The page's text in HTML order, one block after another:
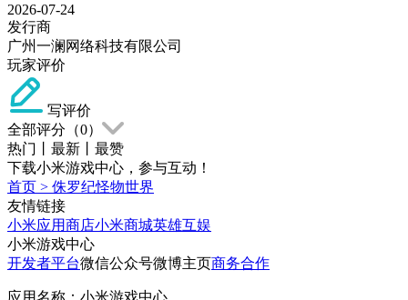
2026-07-24
发行商
广州一澜网络科技有限公司
玩家评价
写评价
全部评分（0）
热门
最新
最赞
下载小米游戏中心，参与互动！
首页 > 侏罗纪怪物世界
友情链接
小米应用商店小米商城英雄互娱
小米游戏中心
开发者平台微信公众号微博主页商务合作
应用名称：小米游戏中心